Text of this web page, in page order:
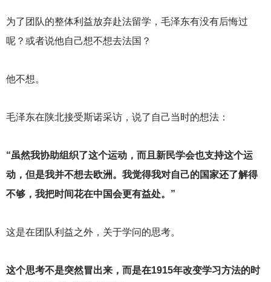
为了团队的整体利益放弃赴法留学，毛泽东有没有后悔过
呢？或者说他自己想不想去法国？
他不想。
毛泽东在陕北接受斯诺采访，说了自己当时的想法：
“虽然我协助组织了这个运动，而且新民学会也支持这个运
动，但是我并不想去欧洲。我觉得我对自己的国家还了解得
不够，我把时间花在中国会更有益处。”
这是在团队利益之外，关于学问的思考。
这个思考不是突然冒出来，而是在1915年改变学习方法的时